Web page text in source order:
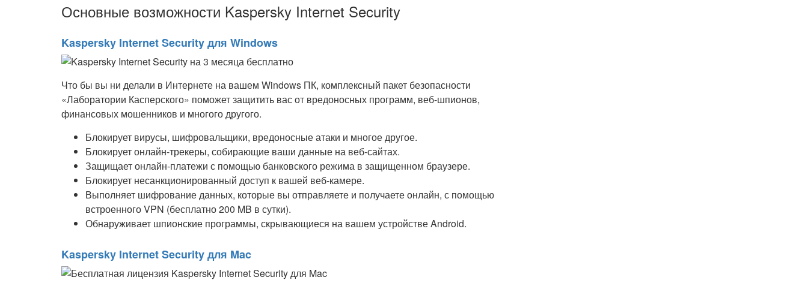
Основные возможности Kaspersky Internet Security
Kaspersky Internet Security для Windows
Что бы вы ни делали в Интернете на вашем Windows ПК, комплексный пакет безопасности
«Лаборатории Касперского» поможет защитить вас от вредоносных программ, веб-шпионов,
финансовых мошенников и многого другого.
Блокирует вирусы, шифровальщики, вредоносные атаки и многое другое.
Блокирует онлайн-трекеры, собирающие ваши данные на веб-сайтах.
Защищает онлайн-платежи с помощью банковского режима в защищенном браузере.
Блокирует несанкционированный доступ к вашей веб-камере.
Выполняет шифрование данных, которые вы отправляете и получаете онлайн, с помощью
встроенного VPN (бесплатно 200 MB в сутки).
Обнаруживает шпионские программы, скрывающиеся на вашем устройстве Android.
Kaspersky Internet Security для Mac